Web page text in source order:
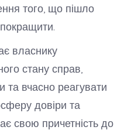
того, що пішло
власнику
стану справ,
та вчасно реагувати
довіри та
свою причетність до